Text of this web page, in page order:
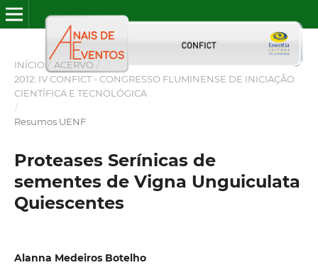
INÍCIO / ACERVO /
2012: IV CONFICT - CONGRESSO FLUMINENSE DE INICIAÇÃO
CIENTÍFICA E TECNOLÓGICA
/
Resumos UENF
Proteases Serínicas de
sementes de Vigna Unguiculata
Quiescentes
Alanna Medeiros Botelho